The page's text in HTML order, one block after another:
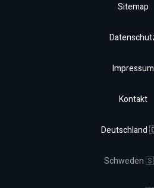
Sitemap
Impressum
Kontakt
Schweden